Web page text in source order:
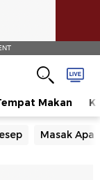
Makan
Masak Apa